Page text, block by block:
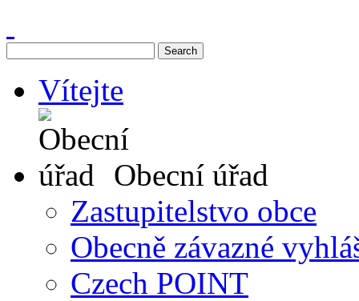
Vítejte
Obecní úřad
Zastupitelstvo obce
Obecně závazné
Czech POINT